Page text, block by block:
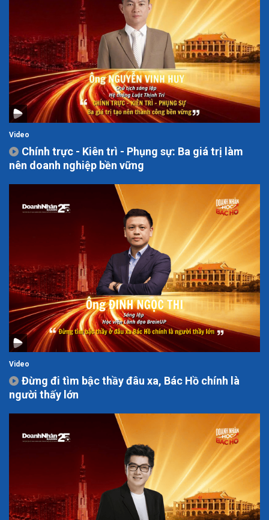
Video
Chính trực - Kiên trì - Phụng sự: Ba giá trị làm
nên doanh nghiệp bền vững
Video
Đừng đi tìm bậc thầy đâu xa, Bác Hồ chính là
người thấy lớn